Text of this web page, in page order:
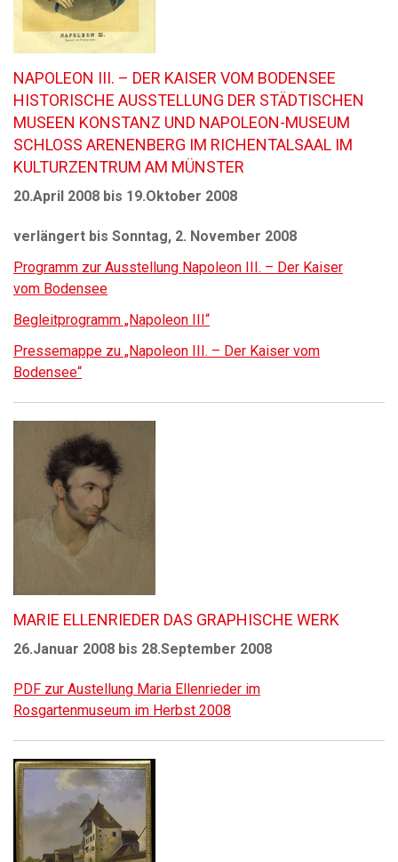
NAPOLEON III. – DER KAISER VOM BODENSEE
HISTORISCHE AUSSTELLUNG DER STÄDTISCHEN
MUSEEN KONSTANZ UND NAPOLEON-MUSEUM
SCHLOSS ARENENBERG IM RICHENTALSAAL IM
KULTURZENTRUM AM MÜNSTER
20.April 2008 bis 19.Oktober 2008
verlängert bis Sonntag, 2. November 2008
Programm zur Ausstellung Napoleon III. – Der Kaiser
vom Bodensee
Begleitprogramm „Napoleon III“
Pressemappe zu „Napoleon III. – Der Kaiser vom
Bodensee“
MARIE ELLENRIEDER DAS GRAPHISCHE WERK
26.Januar 2008 bis 28.September 2008
PDF zur Austellung Maria Ellenrieder im
Rosgartenmuseum im Herbst 2008